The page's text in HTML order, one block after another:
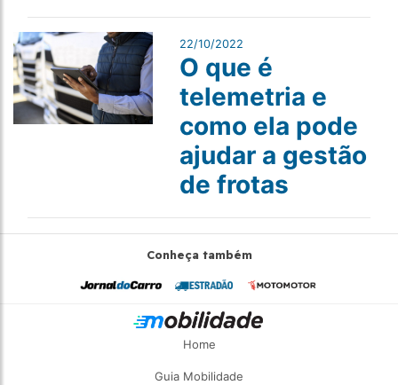
22/10/2022
O que é
telemetria e
como ela pode
ajudar a gestão
de frotas
Conheça também
Home
Guia Mobilidade